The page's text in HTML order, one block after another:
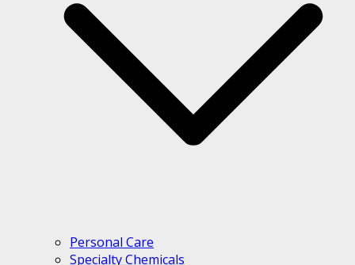
Personal Care
Specialty Chemicals